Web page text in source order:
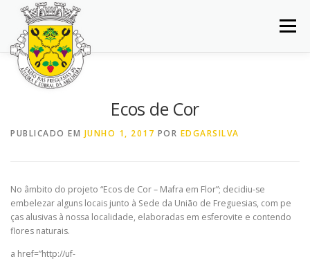
Saltar
conteúdo
Menu
INÍCIO JUNTA DE FREGUESIA
BALCÃO VIRTUAL NOTÍCIAS MAPA
Ecos de Cor
PUBLICADO EM JUNHO 1, 2017 POR EDGARSILVA
No âmbito do projeto “Ecos de Cor – Mafra em Flor”; decidiu-se
embelezar alguns locais junto à Sede da União de Freguesias, com pe
ças alusivas à nossa localidade, elaboradas em esferovite e contendo
flores naturais.
a href=”http://uf-